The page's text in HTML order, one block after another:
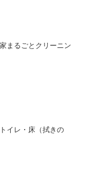
まるごとクリーニン
イレ・床（拭きの